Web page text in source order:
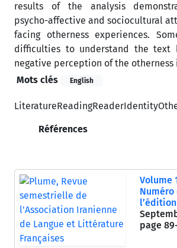
results of the analysis
psycho-affective and sociocultural
facing otherness experiences.
difficulties to understand the text
negative perception of the
Mots clés
English
LiteratureReadingReaderIdentity
Références
Volume
page